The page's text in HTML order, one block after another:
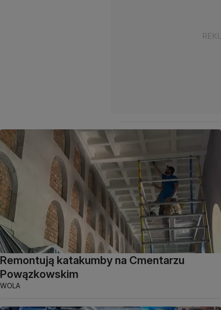
Remontują katakumby na Cmentarzu
Powązkowskim
WOLA